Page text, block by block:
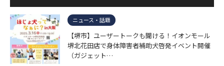
ニュース・話題
【堺市】ユーザートークも聞ける！イオンモール
堺北花田店で身体障害者補助犬啓発イベント開催
（ガジェット…